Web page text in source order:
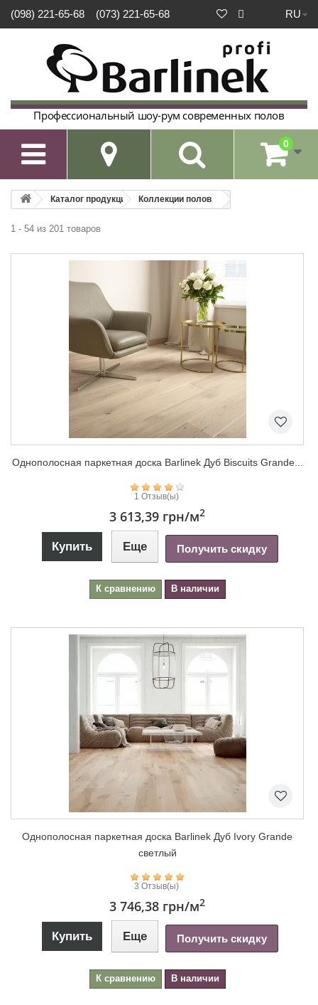
RU
(098) 221-65-68 (073) 221-65-68
Профессиональный шоу-рум современных полов
 0
Каталог продукции Коллекции полов
Однополосная паркетная доска Barlinek Дуб Biscuits Grande...
1 Отзыв(ы)
3 613,39 грн/м2
Купить Еще Получить скидку
К сравнению В наличии
Однополосная паркетная доска Barlinek Дуб Ivory Grande
светлый
3 Отзыв(ы)
3 746,38 грн/м2
Купить Еще Получить скидку
К сравнению В наличии
1 - 54 из 201 товаров